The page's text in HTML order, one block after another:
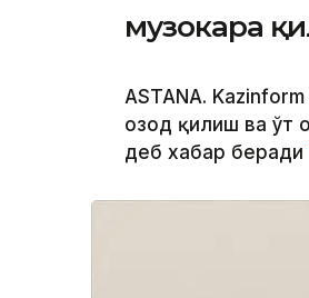
музокара
ASTANA.
озод қилиш ва ўт
деб хабар беради